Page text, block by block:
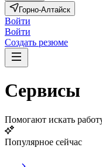
Горно-Алтайск
Войти
Войти
Создать резюме
Сервисы
Помогают искать
Популярное сейчас